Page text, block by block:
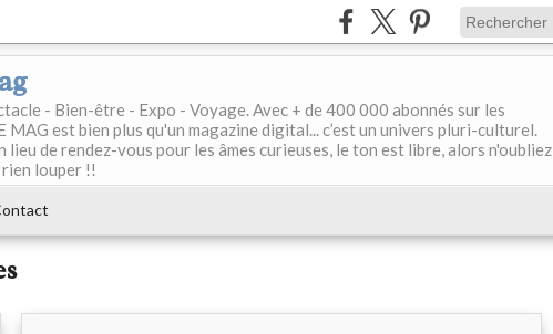
- Bien-être - Expo - Voyage. Avec + de 400 000 abonnés sur les
MAG est bien plus qu'un magazine digital... c’est un univers pluri-culturel.
lieu de rendez-vous pour les âmes curieuses, le ton est libre, alors n'oubliez
rien louper !!